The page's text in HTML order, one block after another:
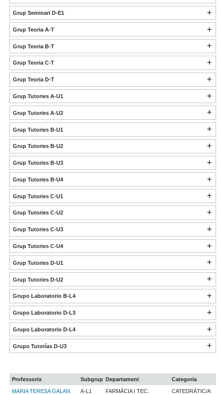
Grup Seminari D-E1
Grup Teoria A-T
Grup Teoria B-T
Grup Teoria C-T
Grup Teoria D-T
Grup Tutories A-U1
Grup Tutories A-U2
Grup Tutories B-U1
Grup Tutories B-U2
Grup Tutories B-U3
Grup Tutories B-U4
Grup Tutories C-U1
Grup Tutories C-U2
Grup Tutories C-U3
Grup Tutories C-U4
Grup Tutories D-U1
Grup Tutories D-U2
Grupo Laboratorio B-L4
Grupo Laboratorio D-L3
Grupo Laboratorio D-L4
Grupo Tutorías D-U3
Professor/a Subgrup Departament
Categoria
MARIA TERESA GALAN
A-L1 FARMÀCIA I TEC. CATEDRÀTIC/A